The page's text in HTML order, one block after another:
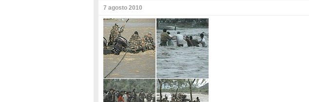
7 agosto 2010